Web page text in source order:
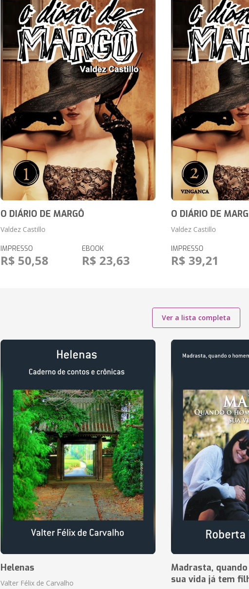
O DIÁRIO DE MARGÔ
Valdez Castillo
IMPRESSO
R$ 50,58
EBOOK
R$ 23,63
O DIÁRIO DE
Valdez Castillo
IMPRESSO
R$ 39,21
Ver a lista completa
Helenas
Valter Félix de Carvalho
Madrasta,
sua vida já tem